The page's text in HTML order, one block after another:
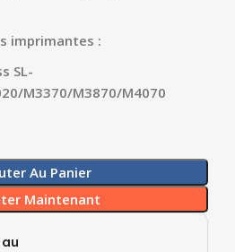
imprimantes :
SL-
M3370/M3870/M4070
Au Panier
Maintenant